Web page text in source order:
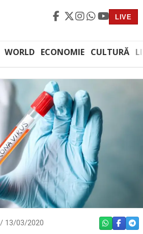
LIVE
WORLD ECONOMIE CULTURĂ
13/03/2020 WHATSAPP